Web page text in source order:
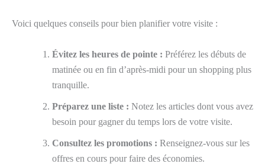
Voici quelques conseils pour bien planifier votre visite :
Évitez les heures de pointe : Préférez les débuts de
matinée ou en fin d’après-midi pour un shopping plus
tranquille.
Préparez une liste : Notez les articles dont vous avez
besoin pour gagner du temps lors de votre visite.
Consultez les promotions : Renseignez-vous sur les
offres en cours pour faire des économies.